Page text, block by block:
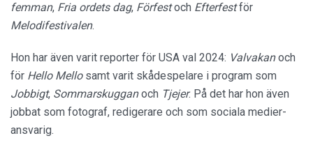
femman, Fria ordets dag, Förfestoch Efterfestför
Melodifestivalen.
Hon har även varit reporter för USA val 2024: Valvakanoch
för Hello Mello samt varit skådespelare i program som
Jobbigt, Sommarskugganoch Tjejer. På det har hon även
jobbat som fotograf, redigerare och som sociala medier-
ansvarig.